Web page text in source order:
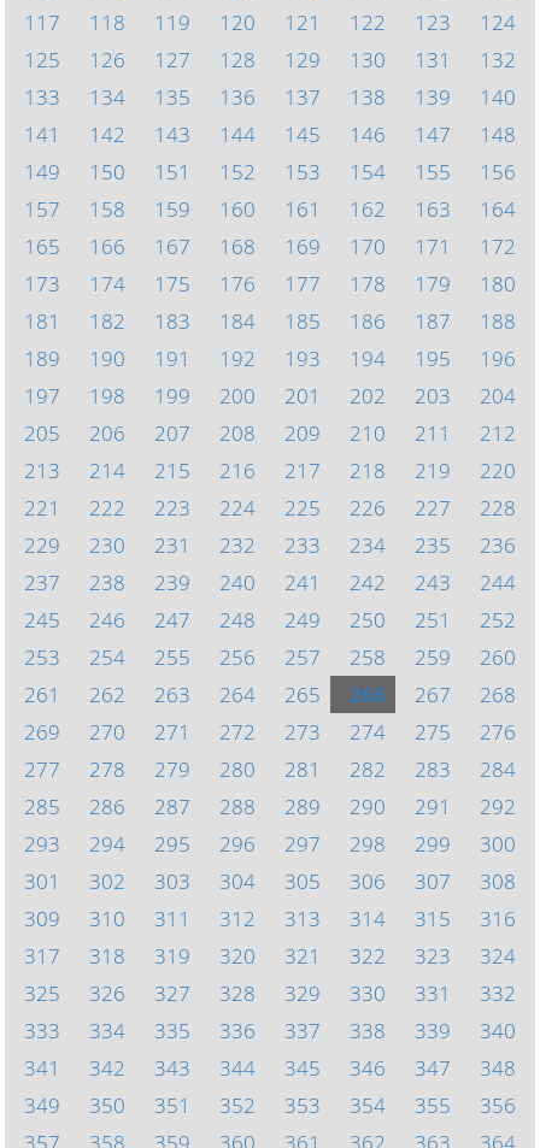
117
118 119 120 121 122 123
124
125
126 127 128 129 130 131
132
133
134 135 136 137 138 139
140
141
142 143 144 145 146 147
148
149
150 151 152 153 154 155
156
157
158 159 160 161 162 163
164
165
166 167 168 169 170 171
172
173
174 175 176 177 178 179
180
181
182 183 184 185 186 187
188
189
190 191 192 193 194 195
196
197
198 199 200 201 202 203
204
205
206 207 208 209 210 211
212
213
214 215 216 217 218 219
220
221
222 223 224 225 226 227
228
229
230 231 232 233 234 235
236
237
238 239 240 241 242 243
244
245
246 247 248 249 250 251
252
253
254 255 256 257 258 259
260
261
262 263 264 265 266 267
268
269
270 271 272 273 274 275
276
277
278 279 280 281 282 283
284
285
286 287 288 289 290 291
292
293
294 295 296 297 298 299
300
301
302 303 304 305 306 307
308
309
310 311 312 313 314 315
316
317
318 319 320 321 322 323
324
325
326 327 328 329 330 331
332
333
334 335 336 337 338 339
340
341
342 343 344 345 346 347
348
349
350 351 352 353 354 355
356